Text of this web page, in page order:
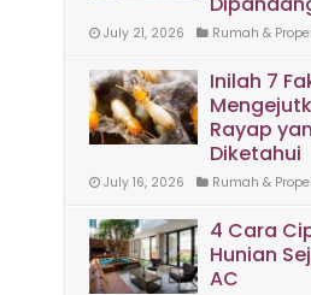
July 21, 2026 Rumah &
Inilah 7
Rayap
Diketahui
July 16, 2026 Rumah &
4 Cara
Hunian
AC